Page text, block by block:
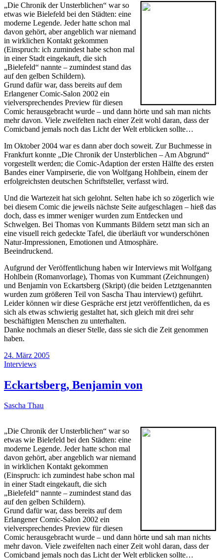
„Die Chronik der Unsterblichen“ war so
etwas wie Bielefeld bei den Städten: eine
moderne Legende. Jeder hatte schon mal
davon gehört, aber angeblich war niemand
in wirklichen Kontakt gekommen
(Einspruch: ich zumindest habe schon mal
in einer Stadt eingekauft, die sich
„Bielefeld“ nannte – zumindest stand das
auf den gelben Schildern).
Grund dafür war, dass bereits auf dem
Erlangener Comic-Salon 2002 ein
vielversprechendes Preview für diesen
Comic herausgebracht wurde – und dann hörte und sah man nichts
mehr davon. Viele zweifelten nach einer Zeit wohl daran, dass der
Comicband jemals noch das Licht der Welt erblicken sollte…
Im Oktober 2004 war es dann aber doch soweit. Zur Buchmesse in
Frankfurt konnte „Die Chronik der Unsterblichen – Am Abgrund“
vorgestellt werden; die Comic-Adaption der ersten Hälfte des ersten
Bandes einer Vampirserie, die von Wolfgang Hohlbein, einem der
erfolgreichsten deutschen Schriftsteller, verfasst wird.
Und die Wartezeit hat sich gelohnt. Selten habe ich so zögerlich wie
bei diesem Comic die jeweils nächste Seite aufgeschlagen – hieß das
doch, dass es immer weniger wurden zum Entdecken und
Schwelgen. Bei Thomas von Kummants Bildern setzt man sich an
eine visuell reich gedeckte Tafel, die überläuft vor wunderschönen
Natur-Impressionen, Emotionen und Atmosphäre.
Beeindruckend.
Aufgrund der Veröffentlichung haben wir Interviews mit Wolfgang
Hohlbein (Romanvorlage), Thomas von Kummant (Zeichnungen)
und Benjamin von Eckartsberg (Skript) (die beiden Letztgenannten
wurden zum größeren Teil von Sascha Thau interviewt) geführt.
Leider können wir diese Gespräche erst jetzt veröffentlichen, da es
sich als etwas schwierig gestaltet hat, sich gleich mit drei sehr
beschäftigten Menschen zu unterhalten.
Danke nochmals an dieser Stelle, dass sie sich die Zeit genommen
haben.
24. März 2005
Interviews
Eckartsberg, Benjamin von
Sascha Thau
„Die Chronik der Unsterblichen“ war so
etwas wie Bielefeld bei den Städten: eine
moderne Legende. Jeder hatte schon mal
davon gehört, aber angeblich war niemand
in wirklichen Kontakt gekommen
(Einspruch: ich zumindest habe schon mal
in einer Stadt eingekauft, die sich
„Bielefeld“ nannte – zumindest stand das
auf den gelben Schildern).
Grund dafür war, dass bereits auf dem
Erlangener Comic-Salon 2002 ein
vielversprechendes Preview für diesen
Comic herausgebracht wurde – und dann hörte und sah man nichts
mehr davon. Viele zweifelten nach einer Zeit wohl daran, dass der
Comicband jemals noch das Licht der Welt erblicken sollte…